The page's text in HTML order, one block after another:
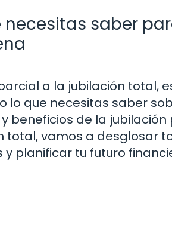
necesitas saber
a la jubilación total,
lo que necesitas saber
beneficios de la jubilación
total, vamos a desglosar
planificar tu futuro